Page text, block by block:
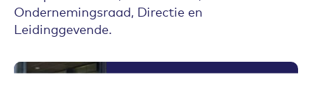
Ondernemingsraad, Directie en
Leidinggevende.